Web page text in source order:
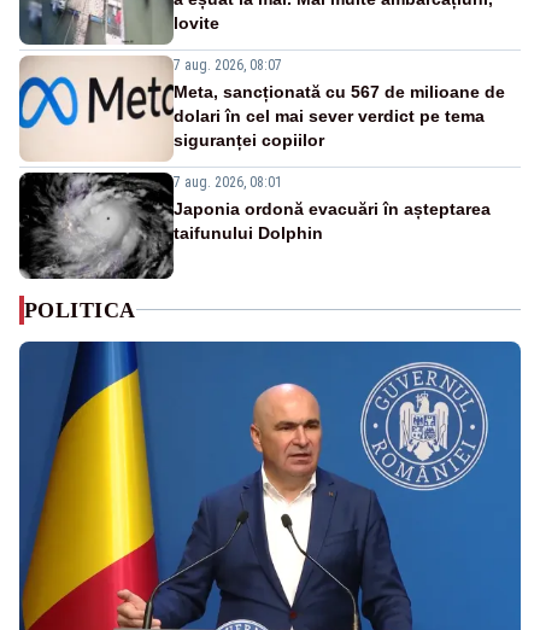
lovite
7 aug. 2026, 08:07
Meta, sancționată cu 567 de milioane de
dolari în cel mai sever verdict pe tema
siguranței copiilor
7 aug. 2026, 08:01
Japonia ordonă evacuări în așteptarea
taifunului Dolphin
POLITICA